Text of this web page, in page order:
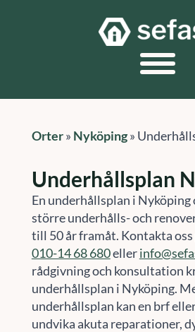
Orter» Nyköping»
Underhållsplan
En underhållsplan i Nyköping
större underhålls- och
till 50 år framåt. Kontakta
010-14 68 680eller
rådgivning och konsultation
underhållsplan i Nyköping.
underhållsplan kan en brf
undvika akuta reparationer,